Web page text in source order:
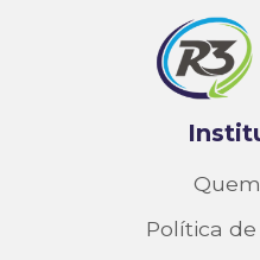
Política